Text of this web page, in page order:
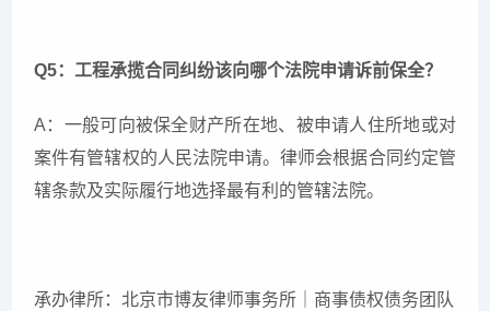
Q5：工程承揽合同纠纷该向哪个法院申请诉前保全？
A：一般可向被保全财产所在地、被申请人住所地或对
案件有管辖权的人民法院申请。律师会根据合同约定管
辖条款及实际履行地选择最有利的管辖法院。
承办律所：北京市博友律师事务所｜商事债权债务团队